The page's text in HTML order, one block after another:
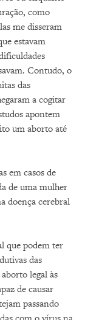
como
me disseram
estavam
Contudo, o
das
a cogitar
apontem
um aborto até
em casos de
de uma mulher
doença cerebral
que podem ter
das
legal às
de causar
passando